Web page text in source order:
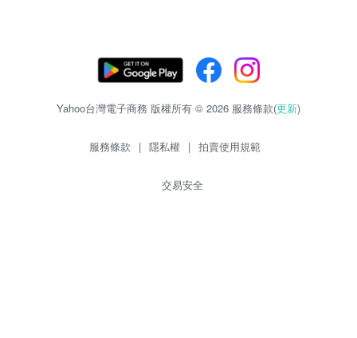
Yahoo台灣電子商務 版權所有 © 2026 服務條款(更新)
服務條款 | 隱私權 | 拍賣使用規範
交易安全